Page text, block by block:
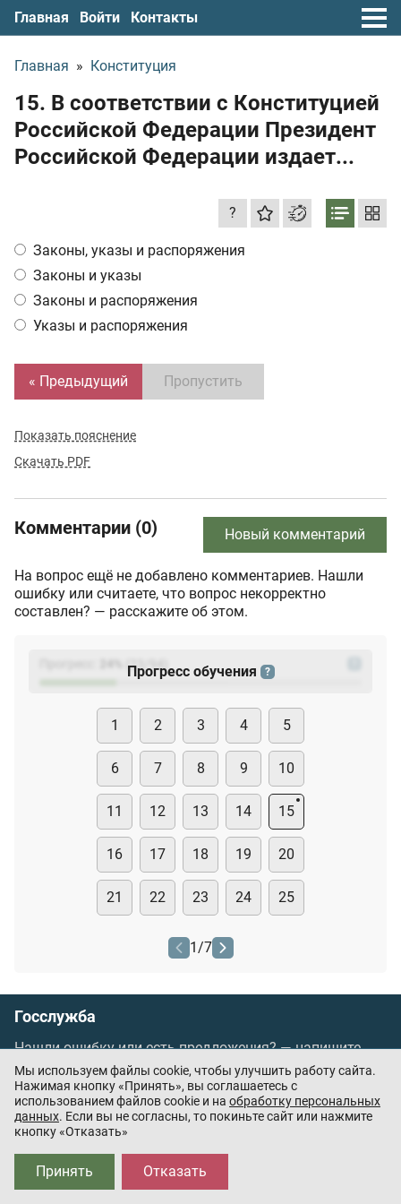
Главная Войти Контакты
Главная » Конституция
15. В соответствии с Конституцией
Российской Федерации Президент
Российской Федерации издает...
?
Законы, указы и распоряжения
Законы и указы
Законы и распоряжения
Указы и распоряжения
« Предыдущий Пропустить
Показать пояснение
Скачать PDF
Комментарии (0) Новый комментарий
На вопрос ещё не добавлено комментариев. Нашли
ошибку или считаете, что вопрос некорректно
составлен? — расскажите об этом.
(23
Прогресс обучения ?
1 2 3 4 5
6 7 8 9 10
11 12 13 14 15
16 17 18 19 20
21 22 23 24 25
1/7
Госслужба
Нашли ошибку или есть предложения? —напишите
нам
Порядок проведения оплаты по банковским
картам/Цены/Оферта
Приложения партнёров:
Мы используем файлы cookie, чтобы улучшить работу сайта.
Нажимая кнопку «Принять», вы соглашаетесь с
использованием файлов cookie и на обработку персональных
данных. Если вы не согласны, то покиньте сайт или нажмите
кнопку «Отказать»
Отказать
Принять